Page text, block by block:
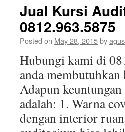
Jual Kursi
0812.963.5875
Posted on May 28, 2015byagus
Hubungi kami di
anda
Adapun
adalah: 1. Warna
dengan interior